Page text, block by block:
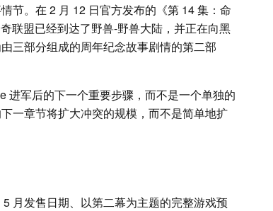
节。在 2 月 12 日官方发布的《第 14 集：命
联盟已经到达了野兽-野兽大陆，并正在向黑
三部分组成的周年纪念故事剧情的第二部
进军后的下一个重要步骤，而不是一个单独的
一章节将扩大冲突的规模，而不是简单地扩
月发售日期、以第二幕为主题的完整游戏预